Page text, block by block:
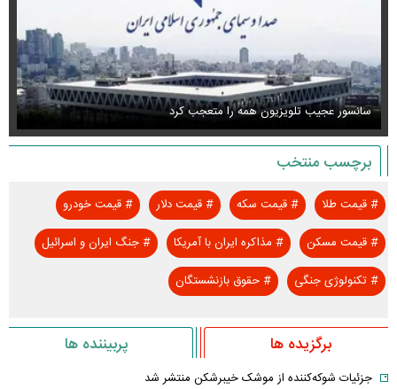
سانسور عجیب تلویزیون همه را متعجب کرد
برچسب منتخب
#قیمت طلا #قیمت سکه #قیمت دلار #قیمت خودرو
#قیمت مسکن # مذاکره ایران با آمریکا #جنگ ایران و اسرائیل
#تکنولوژی جنگی #حقوق بازنشستگان
برگزیده ها پربیننده ها
جزئیات شوکه‌کننده از موشک خیبرشکن منتشر شد